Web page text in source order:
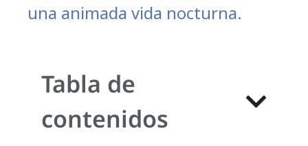
una animada vida nocturna.
Tabla de
contenidos